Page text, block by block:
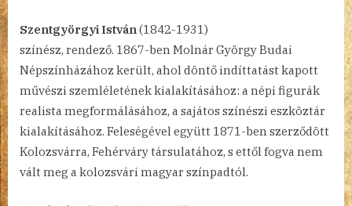
Szentgyörgyi István(1842-1931)
színész, rendező. 1867-ben Molnár György Budai
Népszínházához került, ahol döntő indíttatást kapott
művészi szemléletének kialakításához: a népi figurák
realista megformálásához, a sajátos színészi eszköztár
kialakításához. Feleségével együtt 1871-ben szerződött
Kolozsvárra, Fehérváry társulatához, s ettől fogva nem
vált meg a kolozsvári magyar színpadtól.